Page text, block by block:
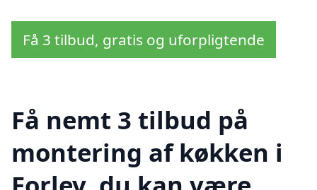
Få 3 tilbud, gratis og uforpligtende
Få nemt 3 tilbud på
montering af køkken i